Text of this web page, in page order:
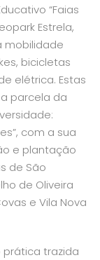
“Faias
Estrela,
mobilidade
bicicletas
elétrica. Estas
parcela da
com a sua
e plantação
de São
de Oliveira
e Vila Nova
prática trazida